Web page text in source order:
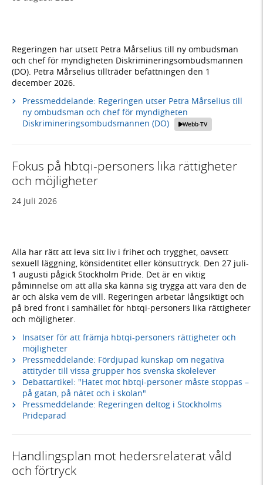
Regeringen har utsett Petra Mårselius till ny ombudsman
och chef för myndigheten Diskrimineringsombudsmannen
(DO). Petra Mårselius tillträder befattningen den 1
december 2026.
Pressmeddelande: Regeringen utser Petra Mårselius till
ny ombudsman och chef för myndigheten
Diskrimineringsombudsmannen (DO)
Webb-TV
Fokus på hbtqi-personers lika rättigheter
och möjligheter
24 juli 2026
Alla har rätt att leva sitt liv i frihet och trygghet, oavsett
sexuell läggning, könsidentitet eller könsuttryck. Den 27 juli-
1 augusti pågick Stockholm Pride. Det är en viktig
påminnelse om att alla ska känna sig trygga att vara den de
är och älska vem de vill. Regeringen arbetar långsiktigt och
på bred front i samhället för hbtqi-personers lika rättigheter
och möjligheter.
Insatser för att främja hbtqi-personers rättigheter och
möjligheter
Pressmeddelande: Fördjupad kunskap om negativa
attityder till vissa grupper hos svenska skolelever
Debattartikel: "Hatet mot hbtqi-personer måste stoppas –
på gatan, på nätet och i skolan"
Pressmeddelande: Regeringen deltog i Stockholms
Prideparad
Handlingsplan mot hedersrelaterat våld
och förtryck